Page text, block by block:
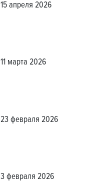
15 апреля 2026
11 марта 2026
23 февраля 2026
3 февраля 2026